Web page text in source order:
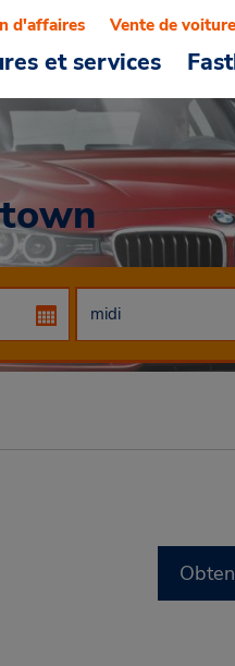
et services
d'affaires Vente de